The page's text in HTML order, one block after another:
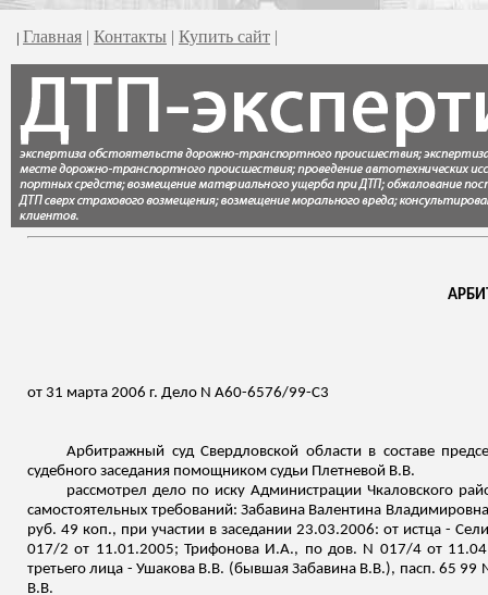
| Главная | Контакты | Купить сайт |
от 31 марта 2006 г. Дело N А60-6576/99-С3
Арбитражный суд Свердловской области в составе
судебного заседания помощником судьи Плетневой В.В.
рассмотрел дело по иску Администрации Чкаловского
самостоятельных требований:Забавина Валентина
руб. 49 коп., при участии в заседании 23.03.2006: от истца -
017/2 от 11.01.2005; Трифонова И.А., по дов. N 017/4 от
третьего лица - Ушакова В.В. (бывшая Забавина В.В.), пасп. 65 99
В.В.